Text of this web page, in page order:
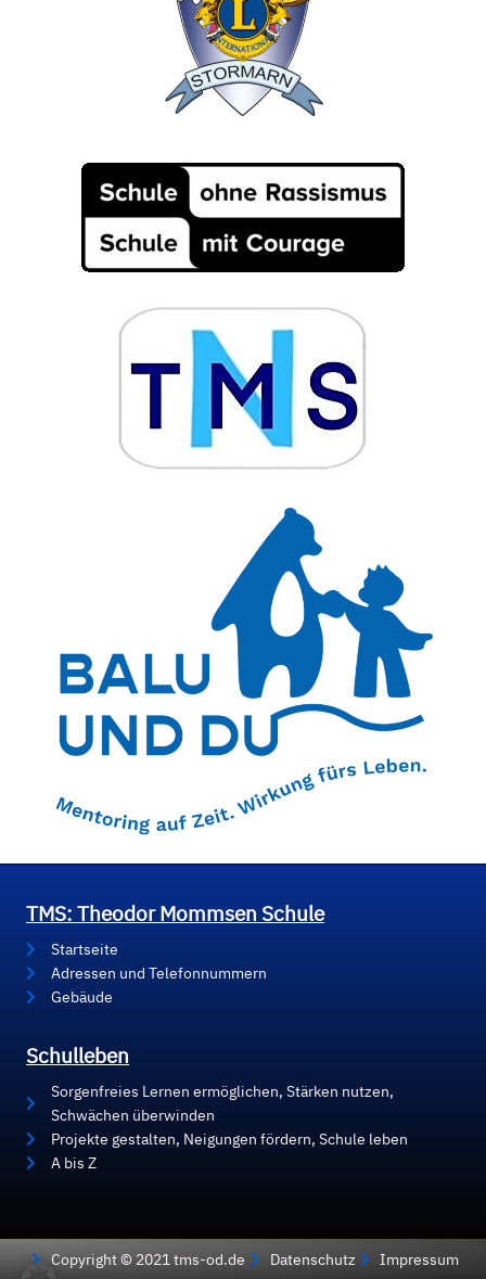
TMS: Theodor Mommsen Schule
Startseite
Adressen und Telefonnummern
Gebäude
Schulleben
Sorgenfreies Lernen ermöglichen, Stärken nutzen,
Schwächen überwinden
Projekte gestalten, Neigungen fördern, Schule leben
A bis Z
Copyright © 2021 tms-od.de Datenschutz Impressum